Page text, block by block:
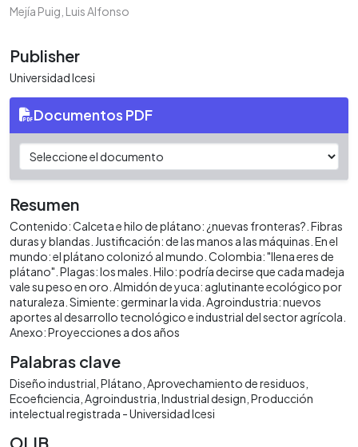
Mejía Puig, Luis Alfonso
Publisher
Universidad Icesi
Documentos PDF
Resumen
Contenido: Calceta e hilo de plátano: ¿nuevas fronteras?. Fibras
duras y blandas. Justificación: de las manos a las máquinas. En el
mundo: el plátano colonizó al mundo. Colombia: "llena eres de
plátano". Plagas: los males. Hilo: podría decirse que cada madeja
vale su peso en oro. Almidón de yuca: aglutinante ecológico por
naturaleza. Simiente: germinar la vida. Agroindustria: nuevos
aportes al desarrollo tecnológico e industrial del sector agrícola.
Anexo: Proyecciones a dos años
Palabras clave
Diseño industrial Plátano Aprovechamiento de residuos
Ecoeficiencia Agroindustria Industrial design Producción
intelectual registrada - Universidad Icesi
OLIB